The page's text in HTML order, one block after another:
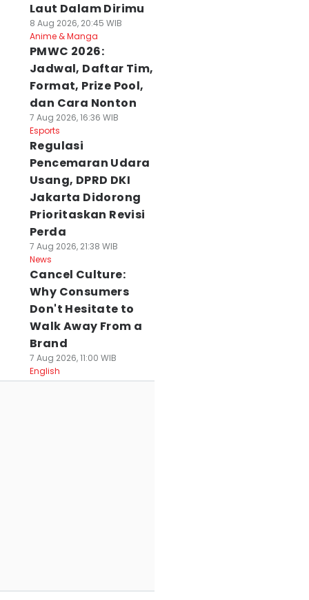
SPPG di
Pemkot
Laut Dalam Dirimu
8 Aug 2026, 20:45 WIB
Anime & Manga
PMWC 2026:
Jadwal, Daftar Tim,
Format, Prize Pool,
dan Cara Nonton
7 Aug 2026, 16:36 WIB
Esports
Regulasi
Pencemaran Udara
Usang, DPRD DKI
Jakarta Didorong
Prioritaskan Revisi
Perda
7 Aug 2026, 21:38 WIB
News
Cancel Culture:
Why Consumers
Don't Hesitate to
Walk Away From a
Brand
7 Aug 2026, 11:00 WIB
English